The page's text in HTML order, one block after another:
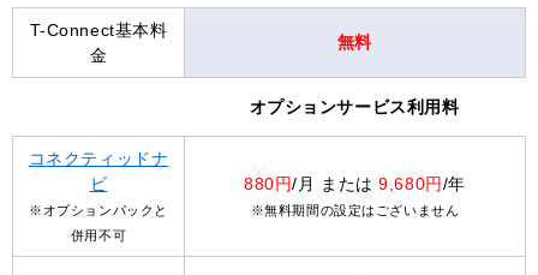
T-Connect基本料
金
無料
オプションサービス利用料
コネクティッドナ
ビ
※オプションパックと
併用不可
880円/月 または9,680円/年
※無料期間の設定はございません